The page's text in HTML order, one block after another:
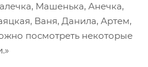
Машенька, Анечка,
Ваня, Данила, Артем,
посмотреть некоторые